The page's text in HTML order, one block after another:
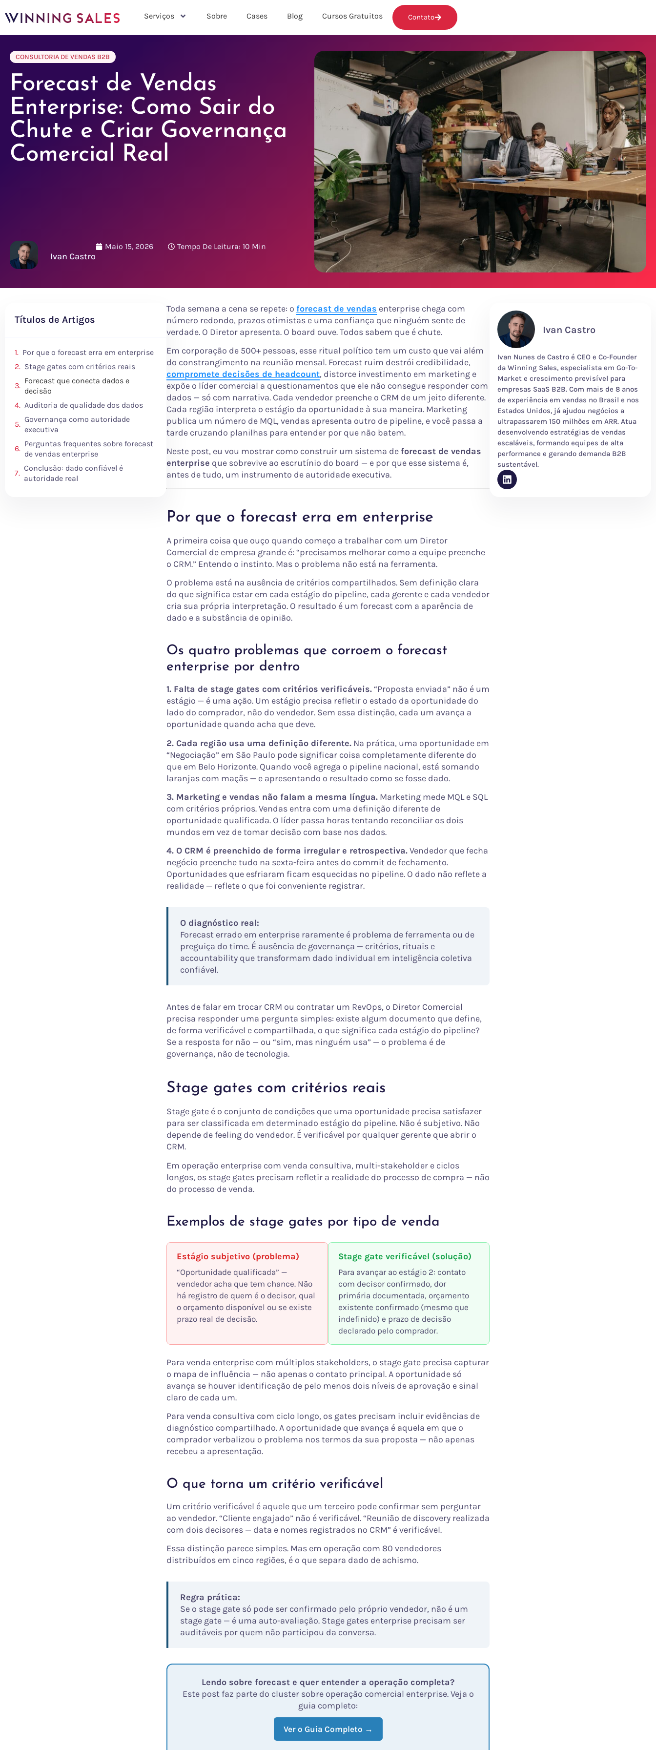
Serviços Sobre Cases Blog Cursos Gratuitos Contato
CONSULTORIA DE VENDAS B2B
Forecast de Vendas
Enterprise: Como Sair do
Chute e Criar Governança
Comercial Real
Maio 15, 2026 Tempo De Leitura: 10 Min
Ivan Castro
Títulos de Artigos
Por que o forecast erra em enterprise
Stage gates com critérios reais
Forecast que conecta dados e
decisão
Auditoria de qualidade dos dados
Governança como autoridade
executiva
Perguntas frequentes sobre forecast
de vendas enterprise
Conclusão: dado confiável é
autoridade real
Toda semana a cena se repete: o forecast de vendas enterprise chega com
número redondo, prazos otimistas e uma confiança que ninguém sente de
verdade. O Diretor apresenta. O board ouve. Todos sabem que é chute.
Em corporação de 500+ pessoas, esse ritual político tem um custo que vai além
do constrangimento na reunião mensal. Forecast ruim destrói credibilidade,
compromete decisões de headcount, distorce investimento em marketing e
expõe o líder comercial a questionamentos que ele não consegue responder com
dados — só com narrativa. Cada vendedor preenche o CRM de um jeito diferente.
Cada região interpreta o estágio da oportunidade à sua maneira. Marketing
publica um número de MQL, vendas apresenta outro de pipeline, e você passa a
tarde cruzando planilhas para entender por que não batem.
Neste post, eu vou mostrar como construir um sistema de forecast de vendas
enterprise que sobrevive ao escrutínio do board — e por que esse sistema é,
antes de tudo, um instrumento de autoridade executiva.
Por que o forecast erra em enterprise
A primeira coisa que ouço quando começo a trabalhar com um Diretor
Comercial de empresa grande é: “precisamos melhorar como a equipe preenche
o CRM.” Entendo o instinto. Mas o problema não está na ferramenta.
O problema está na ausência de critérios compartilhados. Sem definição clara
do que significa estar em cada estágio do pipeline, cada gerente e cada vendedor
cria sua própria interpretação. O resultado é um forecast com a aparência de
dado e a substância de opinião.
Os quatro problemas que corroem o forecast
enterprise por dentro
1. Falta de stage gates com critérios verificáveis.“Proposta enviada” não é um
estágio — é uma ação. Um estágio precisa refletir o estado da oportunidade do
lado do comprador, não do vendedor. Sem essa distinção, cada um avança a
oportunidade quando acha que deve.
2. Cada região usa uma definição diferente. Na prática, uma oportunidade em
“Negociação” em São Paulo pode significar coisa completamente diferente do
que em Belo Horizonte. Quando você agrega o pipeline nacional, está somando
laranjas com maçãs — e apresentando o resultado como se fosse dado.
3. Marketing e vendas não falam a mesma língua. Marketing mede MQL e SQL
com critérios próprios. Vendas entra com uma definição diferente de
oportunidade qualificada. O líder passa horas tentando reconciliar os dois
mundos em vez de tomar decisão com base nos dados.
4. O CRM é preenchido de forma irregular e retrospectiva.Vendedor que fecha
negócio preenche tudo na sexta-feira antes do commit de fechamento.
Oportunidades que esfriaram ficam esquecidas no pipeline. O dado não reflete a
realidade — reflete o que foi conveniente registrar.
O diagnóstico real:
Forecast errado em enterprise raramente é problema de ferramenta ou de
preguiça do time. É ausência de governança — critérios, rituais e
accountability que transformam dado individual em inteligência coletiva
confiável.
Antes de falar em trocar CRM ou contratar um RevOps, o Diretor Comercial
precisa responder uma pergunta simples: existe algum documento que define,
de forma verificável e compartilhada, o que significa cada estágio do pipeline?
Se a resposta for não — ou “sim, mas ninguém usa” — o problema é de
governança, não de tecnologia.
Stage gates com critérios reais
Stage gate é o conjunto de condições que uma oportunidade precisa satisfazer
para ser classificada em determinado estágio do pipeline. Não é subjetivo. Não
depende de feeling do vendedor. É verificável por qualquer gerente que abrir o
CRM.
Em operação enterprise com venda consultiva, multi-stakeholder e ciclos
longos, os stage gates precisam refletir a realidade do processo de compra — não
do processo de venda.
Exemplos de stage gates por tipo de venda
Estágio subjetivo (problema)
“Oportunidade qualificada” —
vendedor acha que tem chance. Não
há registro de quem é o decisor, qual
o orçamento disponível ou se existe
prazo real de decisão.
Stage gate verificável (solução)
Para avançar ao estágio 2: contato
com decisor confirmado, dor
primária documentada, orçamento
existente confirmado (mesmo que
indefinido) e prazo de decisão
declarado pelo comprador.
Para venda enterprise com múltiplos stakeholders, o stage gate precisa capturar
o mapa de influência — não apenas o contato principal. A oportunidade só
avança se houver identificação de pelo menos dois níveis de aprovação e sinal
claro de cada um.
Para venda consultiva com ciclo longo, os gates precisam incluir evidências de
diagnóstico compartilhado. A oportunidade que avança é aquela em que o
comprador verbalizou o problema nos termos da sua proposta — não apenas
recebeu a apresentação.
O que torna um critério verificável
Um critério verificável é aquele que um terceiro pode confirmar sem perguntar
ao vendedor. “Cliente engajado” não é verificável. “Reunião de discovery realizada
com dois decisores — data e nomes registrados no CRM” é verificável.
Essa distinção parece simples. Mas em operação com 80 vendedores
distribuídos em cinco regiões, é o que separa dado de achismo.
Regra prática:
Se o stage gate só pode ser confirmado pelo próprio vendedor, não é um
stage gate — é uma auto-avaliação. Stage gates enterprise precisam ser
auditáveis por quem não participou da conversa.
Lendo sobre forecast e quer entender a operação completa?
Este post faz parte do cluster sobre operação comercial enterprise. Veja o
guia completo:
Ver o Guia Completo →
Ivan Castro
Ivan Nunes de Castro é CEO e Co-Founder
da Winning Sales, especialista em Go-To-
Market e crescimento previsível para
empresas SaaS B2B. Com mais de 8 anos
de experiência em vendas no Brasil e nos
Estados Unidos, já ajudou negócios a
ultrapassarem 150 milhões em ARR. Atua
desenvolvendo estratégias de vendas
escaláveis, formando equipes de alta
performance e gerando demanda B2B
sustentável.